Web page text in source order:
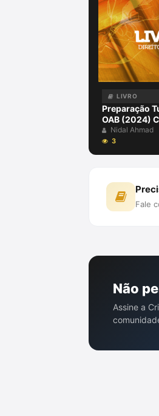
LIVRO
Preparação
OAB (2024)
agosto 2023
Nidal Ahmad
3
Fale
Não
Assine a